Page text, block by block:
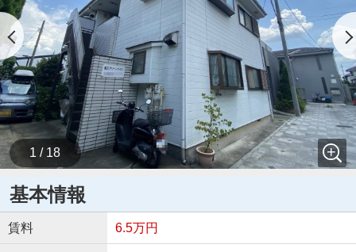
1 / 18
基本情報
賃料 6.5万円